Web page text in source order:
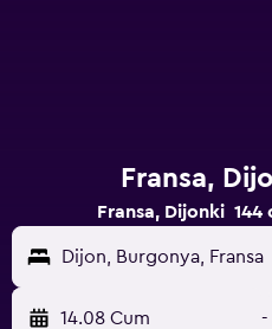
Fransa,
Fransa, Dijonki 144
Dijon, Burgonya, Fransa
14.08 Cum -